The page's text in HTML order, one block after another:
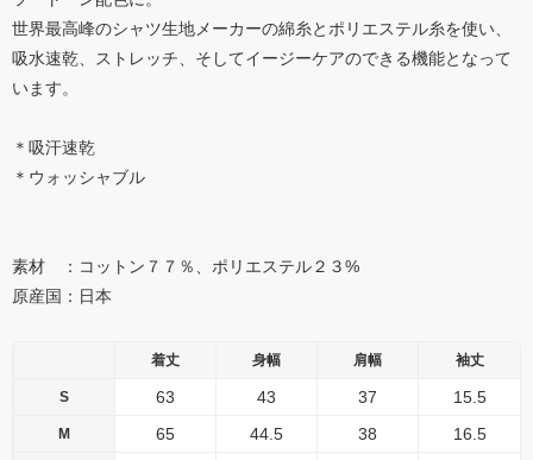
世界最高峰のシャツ生地メーカーの綿糸とポリエステル糸を使い、
吸水速乾、ストレッチ、そしてイージーケアのできる機能となって
います。
＊吸汗速乾
＊ウォッシャブル
素材 ：コットン７７％、ポリエステル２３%
原産国：日本
着丈 身幅 肩幅 袖丈
S 63 43 37 15.5
M 65 44.5 38 16.5